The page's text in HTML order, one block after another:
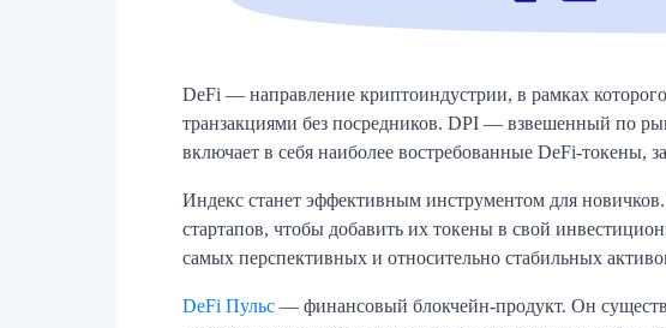
DeFi — направление криптоиндустрии, в рамках
транзакциями без посредников. DPI — взвешенный по
включает в себя наиболее востребованные DeFi-токены,
Индекс станет эффективным инструментом для
стартапов, чтобы добавить их токены в свой
самых перспективных и относительно стабильных
DeFi Пульс — финансовый блокчейн-продукт. Он